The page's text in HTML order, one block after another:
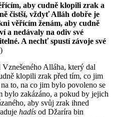
aby cudně klopili zrak a
čistší, vždyť Alláh dobře je
věřícím ženám, aby cudně
a nedávaly na odiv své
A nechť spustí závoje své
Alláha, který dal
klopili zrak před tím, co jim
to, na co jim bylo povoleno se
bylo zakázáno, a pokud by jejich
aby svůj zrak ihned
hadís od Džaríra bin